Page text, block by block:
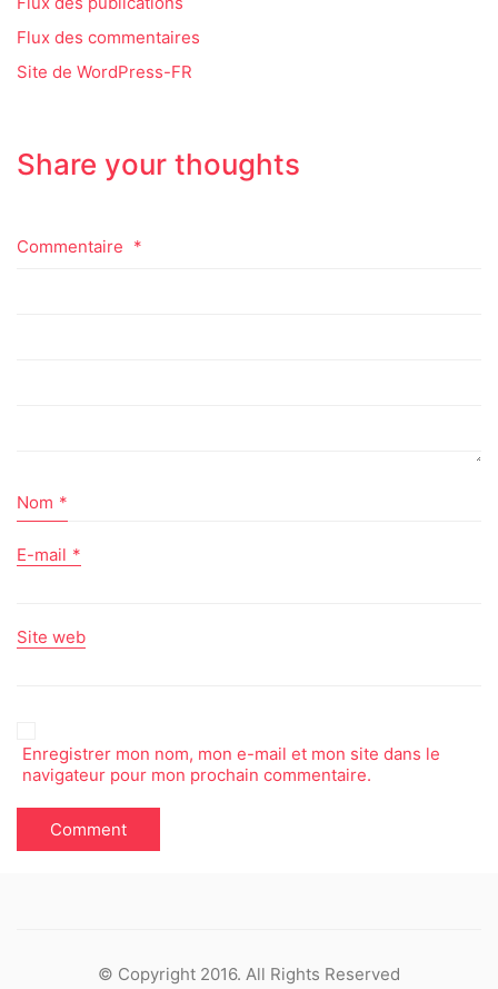
Flux des commentaires
Site de WordPress-FR
Share your thoughts
Commentaire *
Nom *
E-mail *
Site web
Enregistrer mon nom, mon e-mail et mon site dans le
navigateur pour mon prochain commentaire.
© Copyright 2016. All Rights Reserved